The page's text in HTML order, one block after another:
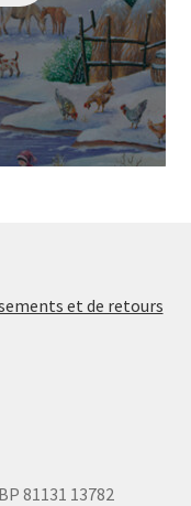
et de retours
81131 13782